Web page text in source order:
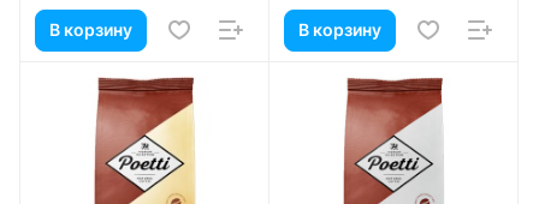
В корзину В корзину